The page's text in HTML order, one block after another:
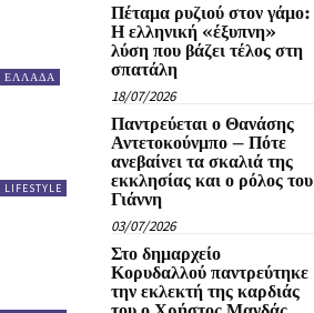
ΕΛΛΑΔΑ
Πέταμα ρυζιού στον γάμο:
Η ελληνική «έξυπνη»
λύση που βάζει τέλος στη
σπατάλη
18/07/2026
LIFESTYLE
Παντρεύεται ο Θανάσης
Αντετοκούνμπο – Πότε
ανεβαίνει τα σκαλιά της
εκκλησίας και ο ρόλος του
Γιάννη
03/07/2026
Στο δημαρχείο
Κορυδαλλού παντρεύτηκε
την εκλεκτή της καρδιάς